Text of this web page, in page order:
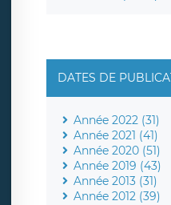
DATES DE
Année 2022 (31)
Année 2021 (41)
Année 2020 (51)
Année 2019 (43)
Année 2013 (31)
Année 2012 (39)